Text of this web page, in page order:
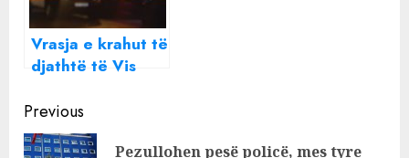
Vrasja e krahut të
djathtë të Vis
dënon me 28 vite
burg Ilir Selmanin
dhe 7 vite Elvis
Continue
Reading
Previous
Pezullohen pesë policë, mes tyre